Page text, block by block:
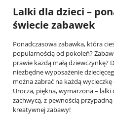
Lalki dla dzieci –
świecie zabawek
Ponadczasowa zabawka, która
popularnością od pokoleń?
prawie każdą małą dziewczynkę?
niezbędne wyposażenie
można zabrać na każdą
Urocza, piękna, wymarzona –
zachwycą, z pewnością
kreatywnej zabawy!